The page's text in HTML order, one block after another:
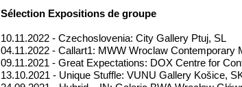
Sélection Expositions de groupe
10.11.2022 - Czechoslovenia: City Gallery Ptuj, SL
04.11.2022 - Callart1: MWW Wroclaw Contemporary
09.11.2021 - Great Expectations: DOX Centre for
13.10.2021 - Unique Stuffle: VUNU Gallery Košice,